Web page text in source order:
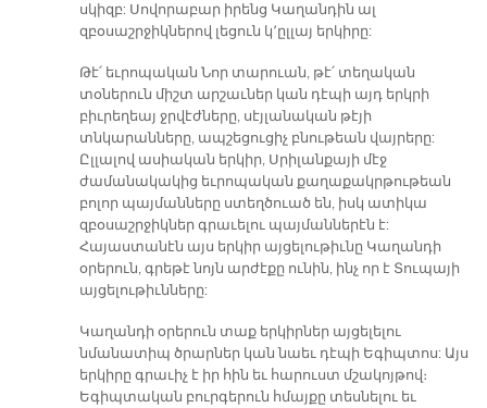
սկիզբ: Սովորաբար իրենց Կաղանդին ալ
զբօսաշրջիկներով լեցուն կ՚ըլլայ երկիրը:
Թէ՛ եւրոպական Նոր տարուան, թէ՛ տեղական
տօներուն միշտ արշաւներ կան դէպի այդ երկրի
բիւրեղեայ ջրվէժները, սէյլանական թէյի
տնկարանները, ապշեցուցիչ բնութեան վայրերը:
Ըլլալով ասիական երկիր, Սրիլանքայի մէջ
ժամանակակից եւրոպական քաղաքակրթութեան
բոլոր պայմանները ստեղծուած են, իսկ ատիկա
զբօսաշրջիկներ գրաւելու պայմաններէն է:
Հայաստանէն այս երկիր այցելութիւնը Կաղանդի
օրերուն, գրեթէ նոյն արժէքը ունին, ինչ որ է Տուպայի
այցելութիւնները:
Կաղանդի օրերուն տաք երկիրներ այցելելու
նմանատիպ ծրարներ կան նաեւ դէպի Եգիպտոս: Այս
երկիրը գրաւիչ է իր հին եւ հարուստ մշակոյթով։
Եգիպտական բուրգերուն հմայքը տեսնելու եւ